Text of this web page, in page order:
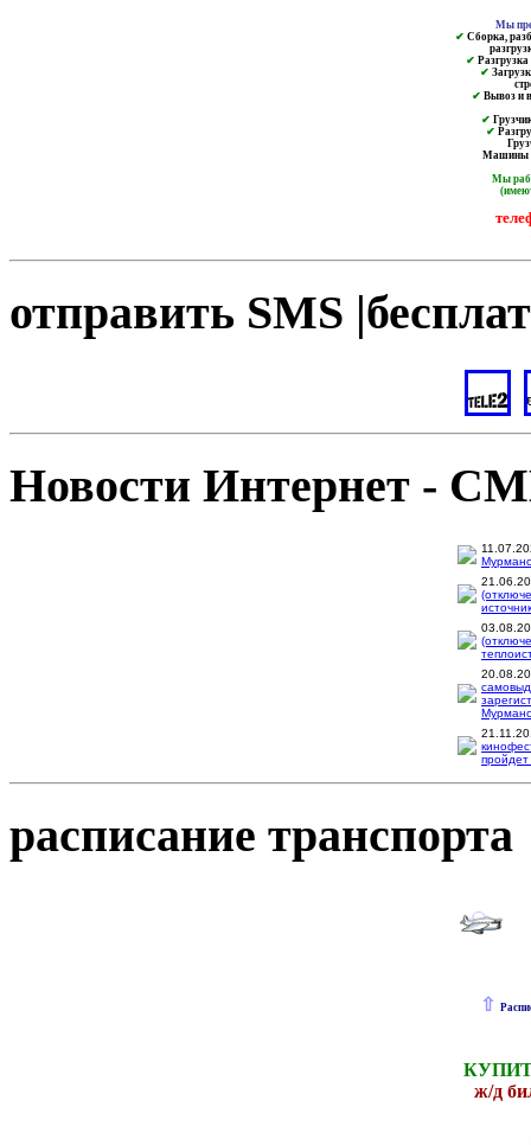
Мы
✔ Сборка,
✔ Разгрузка
✔
✔ Вывоз и
✔
✔
Машины
Мы
отправить SMS
Новости Интернет -
расписание транспорта
⇧
ж/д